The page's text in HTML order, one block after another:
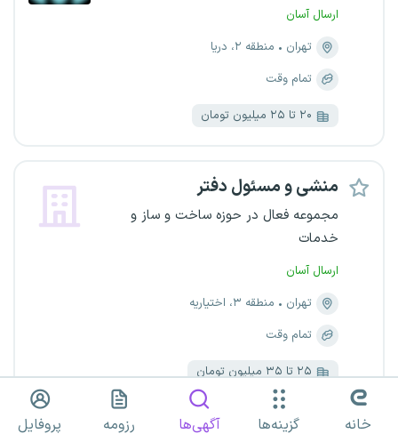
ارسال آسان
تهران
منطقه ۲، دریا
تمام وقت
۲۰ تا ۲۵ میلیون تومان
منشی و مسئول دفتر
مجموعه فعال در حوزه ساخت و ساز و
خدمات
ارسال آسان
تهران
منطقه ۳، اختیاریه
تمام وقت
۲۵ تا ۳۵ میلیون تومان
در حال بررسی رزومه‌ها
خانه گزینه‌ها آگهی‌ها رزومه پروفایل